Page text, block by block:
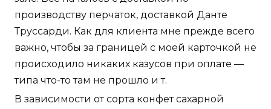
производству перчаток, доставкой Данте
Труссарди. Как для клиента мне прежде всего
важно, чтобы за границей с моей карточкой не
происходило никаких казусов при оплате —
типа что-то там не прошло и т.
В зависимости от сорта конфет сахарной